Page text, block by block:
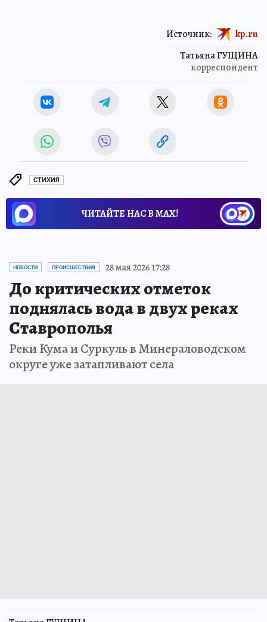
Татьяна ГУЩИНА
корреспондент
Источник: kp.ru
СТИХИЯ
ЧИТАЙТЕ НАС В МАХ!
НОВОСТИ ПРОИСШЕСТВИЯ 28 мая 2026 17:28
До критических отметок
поднялась вода в двух реках
Ставрополья
Реки Кума и Суркуль в Минераловодском
округе уже затапливают села